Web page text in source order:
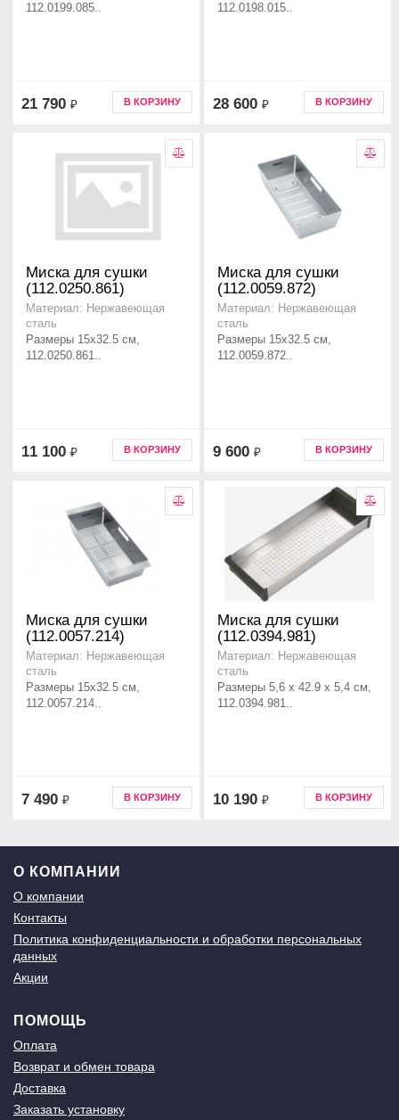
112.0199.085..
21 790 ₽ В КОРЗИНУ
112.0198.015..
28 600 ₽ В КОРЗИНУ
Миска для сушки
(112.0250.861)
Материал: Нержавеющая
сталь
Размеры 15x32.5 см,
112.0250.861..
11 100 ₽ В КОРЗИНУ
Миска для сушки
(112.0059.872)
Материал: Нержавеющая
сталь
Размеры 15x32.5 см,
112.0059.872..
9 600 ₽ В КОРЗИНУ
Миска для сушки
(112.0057.214)
Материал: Нержавеющая
сталь
Размеры 15x32.5 см,
112.0057.214..
7 490 ₽ В КОРЗИНУ
Миска для сушки
(112.0394.981)
Материал: Нержавеющая
сталь
Размеры 5,6 x 42.9 x 5,4 см,
112.0394.981..
10 190 ₽ В КОРЗИНУ
О КОМПАНИИ
О компании
Контакты
Политика конфиденциальности и обработки персональных
данных
Акции
ПОМОЩЬ
Оплата
Возврат и обмен товара
Доставка
Заказать установку